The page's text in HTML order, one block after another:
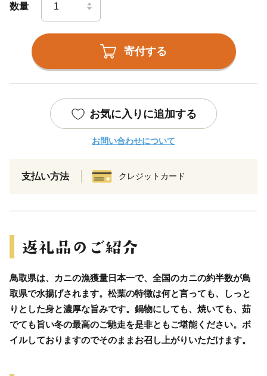
数量
寄付する
お気に入りに追加する
お問い合わせについて
支払い方法 クレジットカード
鳥取県は、カニの漁獲量日本一で、全国のカニの約半数が鳥
取県で水揚げされます。松葉の特徴は何と言っても、しっと
りとした身と濃厚な旨みです。鍋物にしても、焼いても、茹
でても旨い冬の最高のご馳走を是非ともご堪能ください。ボ
イルしておりますのでそのままお召し上がりいただけます。